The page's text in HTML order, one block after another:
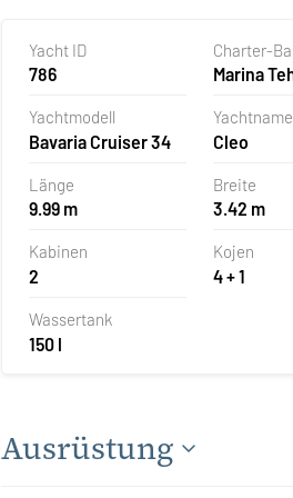
Yacht ID
786
Charter-
Marina
Kroatien
Yachtmodell
Bavaria Cruiser 34
Yachtname
Cleo
Länge
9.99 m
Breite
3.42 m
Kabinen
2
Kojen
4 + 1
Wassertank
150 l
Ausrüstung